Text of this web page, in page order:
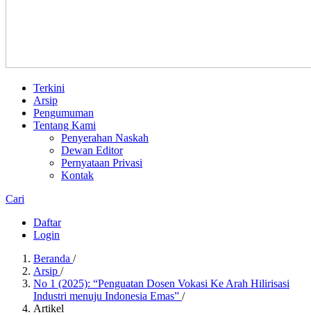
Terkini
Arsip
Pengumuman
Tentang Kami
Penyerahan Naskah
Dewan Editor
Pernyataan Privasi
Kontak
Cari
Daftar
Login
Beranda /
Arsip /
No 1 (2025): “Penguatan Dosen Vokasi Ke Arah Hilirisasi
Industri menuju Indonesia Emas” /
Artikel